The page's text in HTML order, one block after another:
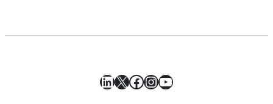
LinkedIn
X Facebook
Instagram
YouTube